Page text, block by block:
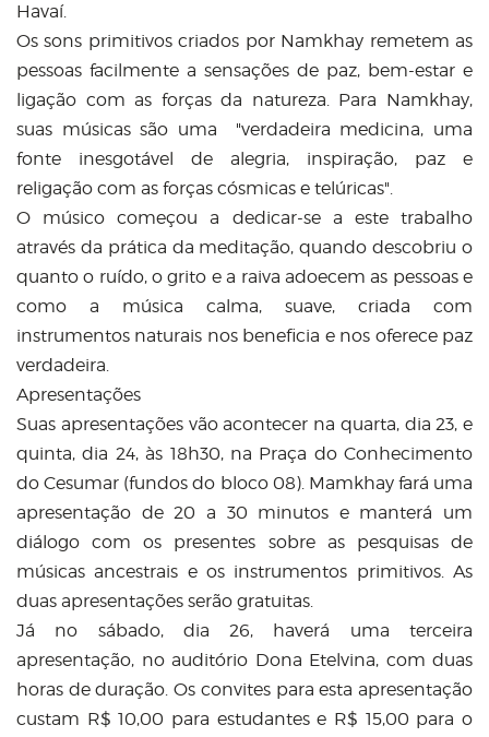
Havaí.
Os sons primitivos criados por Namkhay remetem as
pessoas facilmente a sensações de paz, bem-estar e
ligação com as forças da natureza. Para Namkhay,
suas músicas são uma "verdadeira medicina, uma
fonte inesgotável de alegria, inspiração, paz e
religação com as forças cósmicas e telúricas".
O músico começou a dedicar-se a este trabalho
através da prática da meditação, quando descobriu o
quanto o ruído, o grito e a raiva adoecem as pessoas e
como a música calma, suave, criada com
instrumentos naturais nos beneficia e nos oferece paz
verdadeira.
Apresentações
Suas apresentações vão acontecer na quarta, dia 23, e
quinta, dia 24, às 18h30, na Praça do Conhecimento
do Cesumar (fundos do bloco 08). Mamkhay fará uma
apresentação de 20 a 30 minutos e manterá um
diálogo com os presentes sobre as pesquisas de
músicas ancestrais e os instrumentos primitivos. As
duas apresentações serão gratuitas.
Já no sábado, dia 26, haverá uma terceira
apresentação, no auditório Dona Etelvina, com duas
horas de duração. Os convites para esta apresentação
custam R$ 10,00 para estudantes e R$ 15,00 para o